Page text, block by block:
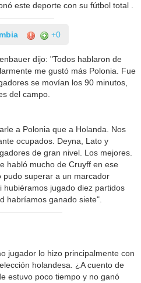
este deporte con su fútbol total .
+0
dijo: "Todos hablaron de
me gustó más Polonia. Fue
se movían los 90 minutos,
del campo.
a Polonia que a Holanda. Nos
ocupados. Deyna, Lato y
de gran nivel. Los mejores.
habló mucho de Cruyff en ese
pudo superar a un marcador
hubiéramos jugado diez partidos
habríamos ganado siete".
jugador lo hizo principalmente con
holandesa. ¿A cuento de
estuvo poco tiempo y no ganó